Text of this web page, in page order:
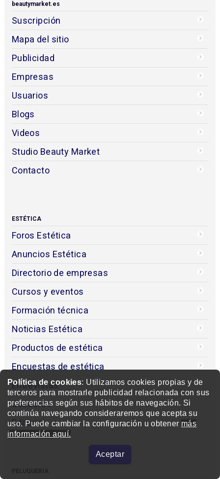
Política de cookies: Utilizamos cookies propias y de
terceros para mostrarle publicidad relacionada con sus
preferencias según sus hábitos de navegación. Si
continúa navegando consideraremos que acepta su
uso. Puede cambiar la configuración u obtener más
información aquí.
Aceptar
beautymarket.es
Suscripción
Mapa del sitio
Publicidad
Empresas
Usuarios
Blogs
Videos
Studio Beauty Market
Contacto
ESTÉTICA
Foros Estética
Anuncios Estética
Directorio de empresas
Cursos y eventos
Formación técnica
Noticias Estética
Productos de estética
Encuestas de estética
Entrevistas
Concurso
Editorial
PELUQUERÍA